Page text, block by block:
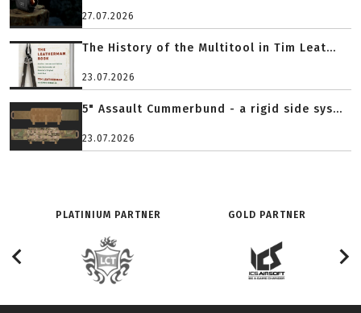
27.07.2026
The History of the Multitool in Tim Leat...
23.07.2026
5" Assault Cummerbund - a rigid side sys...
23.07.2026
PLATINIUM PARTNER GOLD PARTNER